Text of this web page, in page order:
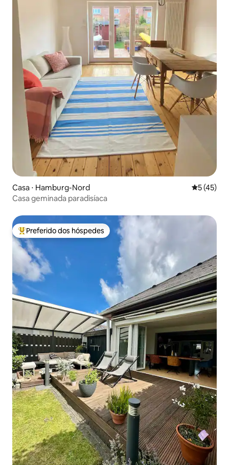
Casa ⋅ Hamburg-Nord 5 de uma
5 (45)
Casa geminada paradisíaca
Entre os melhores preferidos dos hóspedes
Preferido dos hóspedes